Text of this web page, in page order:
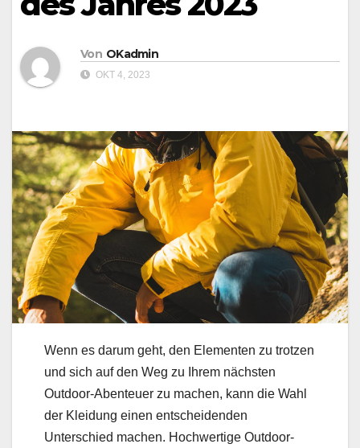
Von OKadmin
OKT 4, 2023
Wenn es darum geht, den Elementen zu trotzen
und sich auf den Weg zu Ihrem nächsten
Outdoor-Abenteuer zu machen, kann die Wahl
der Kleidung einen entscheidenden
Unterschied machen. Hochwertige Outdoor-